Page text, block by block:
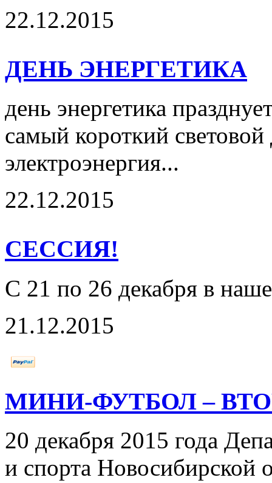
22.12.2015
ДЕНЬ ЭНЕРГЕТИКА
день энергетика
самый короткий световой
электроэнергия...
22.12.2015
СЕССИЯ!
С 21 по 26 декабря в
21.12.2015
МИНИ-ФУТБОЛ –
20 декабря 2015 года
и спорта Новосибирской